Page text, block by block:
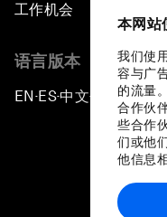
本网站
我们使
容与广
的流量
合作伙
些合作
们或他
他信息
工作机会
语言版本
EN ▪ ES▪中文▪ 日本語